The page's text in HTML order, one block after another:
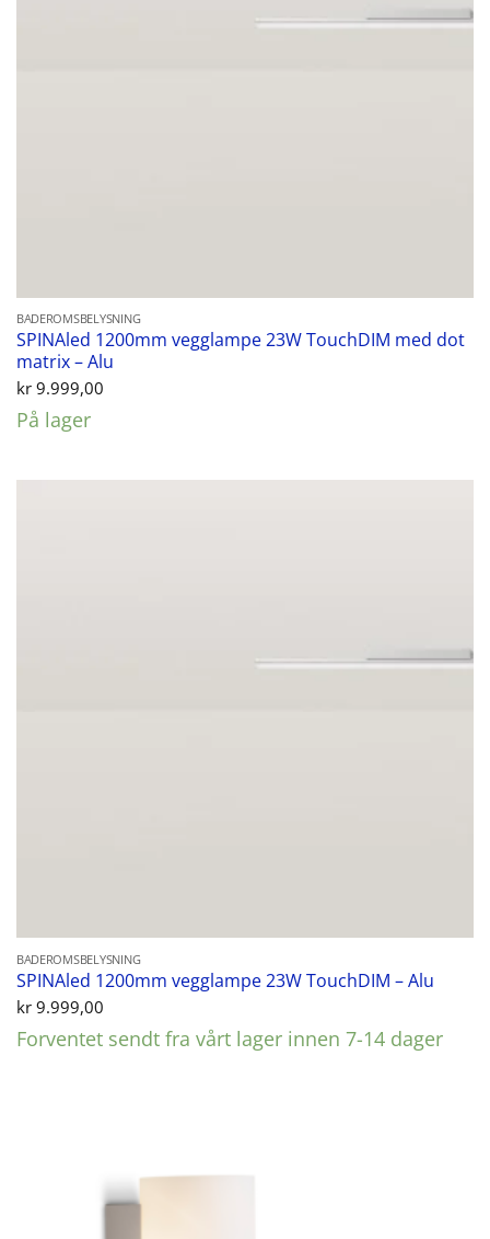
BADEROMSBELYSNING
SPINAled 1200mm vegglampe 23W TouchDIM med dot
matrix – Alu
kr9.999,00
På lager
BADEROMSBELYSNING
SPINAled 1200mm vegglampe 23W TouchDIM – Alu
kr9.999,00
Forventet sendt fra vårt lager innen 7-14 dager